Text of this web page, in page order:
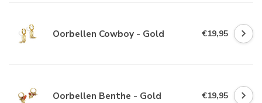
Oorbellen Cowboy - Gold €19,95
Oorbellen Benthe - Gold €19,95